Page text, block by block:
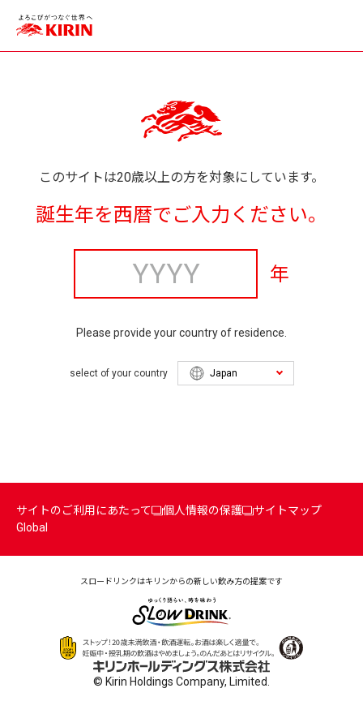
このサイトは20歳以上の方を対象にしています。
誕生年を西暦でご入力ください。
年
Please provide your country of residence.
select of your country
サイトのご利用にあたって 個人情報の保護
サイトマップ
Global
スロードリンクはキリンからの新しい飲み方の提案です
© Kirin Holdings Company, Limited.